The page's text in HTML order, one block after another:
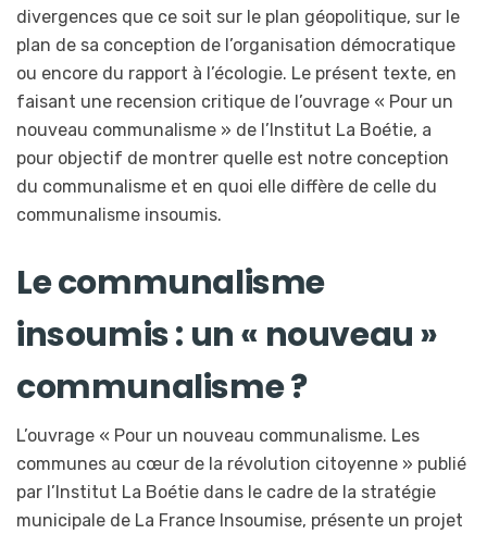
divergences que ce soit sur le plan géopolitique, sur le
plan de sa conception de l’organisation démocratique
ou encore du rapport à l’écologie. Le présent texte, en
faisant une recension critique de l’ouvrage « Pour un
nouveau communalisme » de l’Institut La Boétie, a
pour objectif de montrer quelle est notre conception
du communalisme et en quoi elle diffère de celle du
communalisme insoumis.
Le communalisme
insoumis : un « nouveau »
communalisme ?
L’ouvrage « Pour un nouveau communalisme. Les
communes au cœur de la révolution citoyenne » publié
par l’Institut La Boétie dans le cadre de la stratégie
municipale de La France Insoumise, présente un projet